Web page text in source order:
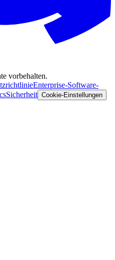
vorbehalten.
Enterprise-Software-
Sicherheit Cookie-Einstellungen